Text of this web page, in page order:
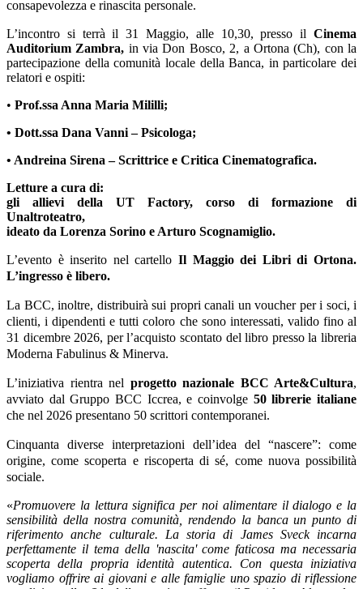
consapevolezza e rinascita personale.
L’incontro si terrà il 31 Maggio, alle 10,30, presso il Cinema
Auditorium Zambra, in via Don Bosco, 2, a Ortona (Ch), con la
partecipazione della comunità locale della Banca, in particolare dei
relatori e ospiti:
• Prof.ssa Anna Maria Mililli;
• Dott.ssa Dana Vanni – Psicologa;
• Andreina Sirena – Scrittrice e Critica Cinematografica.
Letture a cura di:
gli allievi della UT Factory, corso di formazione di
Unaltroteatro,
ideato da Lorenza Sorino e Arturo Scognamiglio.
L’evento è inserito nel cartello Il Maggio dei Libri di Ortona.
L’ingresso è libero.
La BCC, inoltre, distribuirà sui propri canali un voucher per i soci, i
clienti, i dipendenti e tutti coloro che sono interessati, valido fino al
31 dicembre 2026, per l’acquisto scontato del libro presso la libreria
Moderna Fabulinus & Minerva.
L’iniziativa rientra nel progetto nazionale BCC Arte&Cultura,
avviato dal Gruppo BCC Iccrea, e coinvolge 50 librerie italiane
che nel 2026 presentano 50 scrittori contemporanei.
Cinquanta diverse interpretazioni dell’idea del “nascere”: come
origine, come scoperta e riscoperta di sé, come nuova possibilità
sociale.
«Promuovere la lettura significa per noi alimentare il dialogo e la
sensibilità della nostra comunità, rendendo la banca un punto di
riferimento anche culturale. La storia di James Sveck incarna
perfettamente il tema della 'nascita' come faticosa ma necessaria
scoperta della propria identità autentica. Con questa iniziativa
vogliamo offrire ai giovani e alle famiglie uno spazio di riflessione